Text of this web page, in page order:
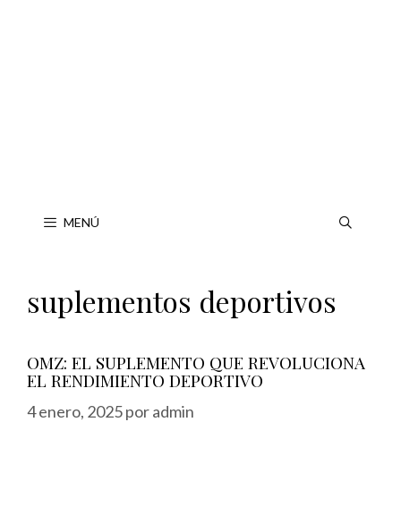
MENÚ
suplementos deportivos
OMZ: EL SUPLEMENTO QUE REVOLUCIONA
EL RENDIMIENTO DEPORTIVO
4 enero, 2025poradmin